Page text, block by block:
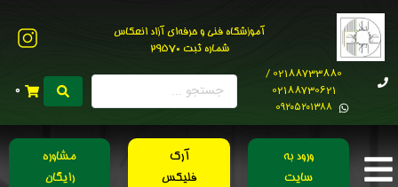
آموزشگاه فنی و حرفه‌ای آزاد انعکاس
شماره ثبت 29570
02188733880 /
02188730621
0۹۲۰۵۲۰۱۳۸۸
0
ورود به
سایت
آرک
فلیکس
مشاوره
رایگان